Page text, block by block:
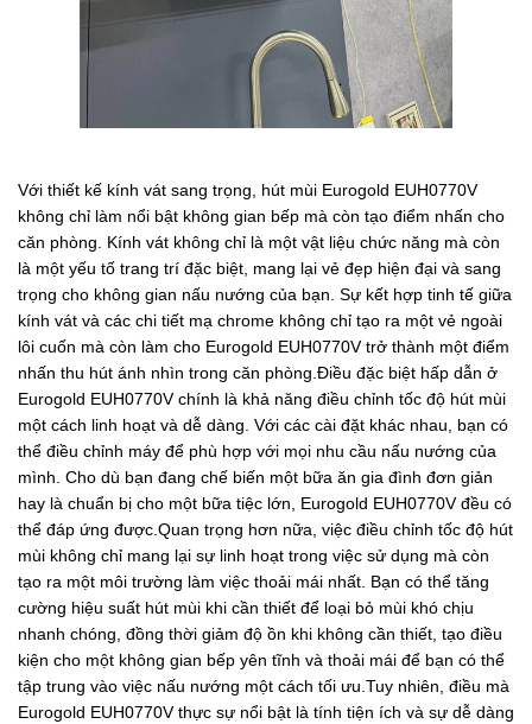
Với thiết kế kính vát sang trọng, hút mùi Eurogold EUH0770V
không chỉ làm nổi bật không gian bếp mà còn tạo điểm nhấn cho
căn phòng. Kính vát không chỉ là một vật liệu chức năng mà còn
là một yếu tố trang trí đặc biệt, mang lại vẻ đẹp hiện đại và sang
trọng cho không gian nấu nướng của bạn. Sự kết hợp tinh tế giữa
kính vát và các chi tiết mạ chrome không chỉ tạo ra một vẻ ngoài
lôi cuốn mà còn làm cho Eurogold EUH0770V trở thành một điểm
nhấn thu hút ánh nhìn trong căn phòng.Điều đặc biệt hấp dẫn ở
Eurogold EUH0770V chính là khả năng điều chỉnh tốc độ hút mùi
một cách linh hoạt và dễ dàng. Với các cài đặt khác nhau, bạn có
thể điều chỉnh máy để phù hợp với mọi nhu cầu nấu nướng của
mình. Cho dù bạn đang chế biến một bữa ăn gia đình đơn giản
hay là chuẩn bị cho một bữa tiệc lớn, Eurogold EUH0770V đều có
thể đáp ứng được.Quan trọng hơn nữa, việc điều chỉnh tốc độ hút
mùi không chỉ mang lại sự linh hoạt trong việc sử dụng mà còn
tạo ra một môi trường làm việc thoải mái nhất. Bạn có thể tăng
cường hiệu suất hút mùi khi cần thiết để loại bỏ mùi khó chịu
nhanh chóng, đồng thời giảm độ ồn khi không cần thiết, tạo điều
kiện cho một không gian bếp yên tĩnh và thoải mái để bạn có thể
tập trung vào việc nấu nướng một cách tối ưu.Tuy nhiên, điều mà
Eurogold EUH0770V thực sự nổi bật là tính tiện ích và sự dễ dàng